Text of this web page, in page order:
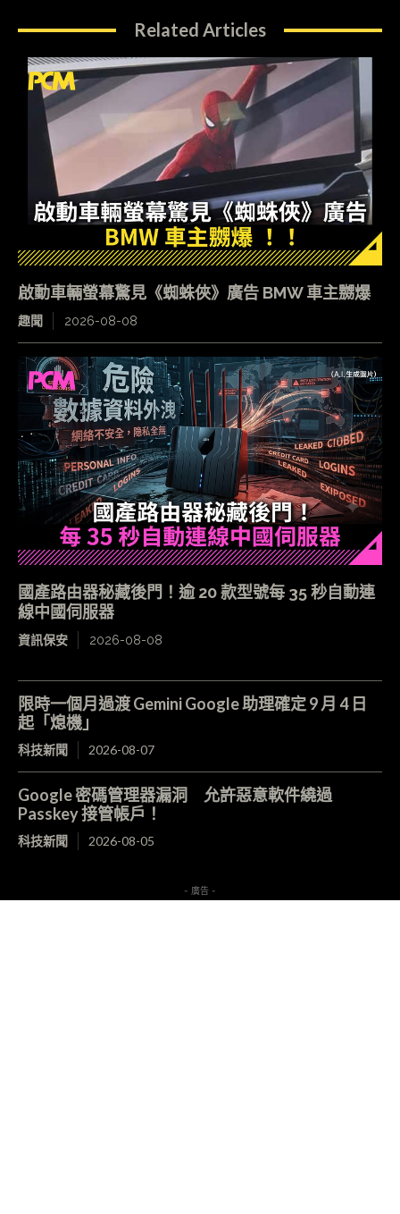
Related Articles
啟動車輛螢幕驚見《蜘蛛俠》廣告 BMW 車主嬲爆
趣聞 2026-08-08
國產路由器秘藏後門！逾 20 款型號每 35 秒自動連
線中國伺服器
資訊保安 2026-08-08
限時一個月過渡 Gemini Google 助理確定 9 月 4 日
起「熄機」
科技新聞 2026-08-07
Google 密碼管理器漏洞 允許惡意軟件繞過
Passkey 接管帳戶！
科技新聞 2026-08-05
- 廣告 -